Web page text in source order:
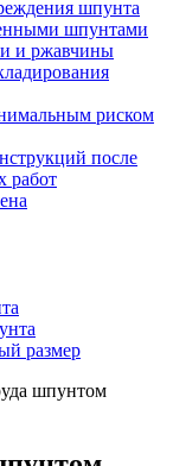
шпунта
шпунтами
и ржавчины
риском
после
работ
размер
шпунтом